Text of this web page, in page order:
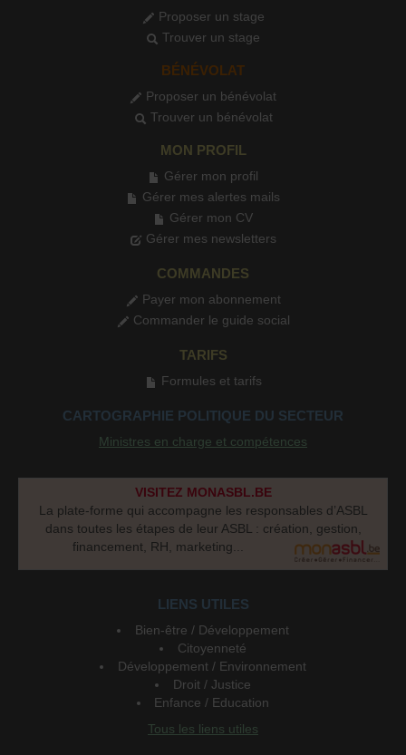
Proposer un stage
Trouver un stage
BÉNÉVOLAT
Proposer un bénévolat
Trouver un bénévolat
MON PROFIL
Gérer mon profil
Gérer mes alertes mails
Gérer mon CV
Gérer mes newsletters
COMMANDES
Payer mon abonnement
Commander le guide social
TARIFS
Formules et tarifs
CARTOGRAPHIE POLITIQUE DU SECTEUR
Ministres en charge et compétences
VISITEZ MONASBL.BE
La plate-forme qui accompagne les responsables d’ASBL
dans toutes les étapes de leur ASBL : création, gestion,
financement, RH, marketing...
LIENS UTILES
Bien-être / Développement
Citoyenneté
Développement / Environnement
Droit / Justice
Enfance / Education
Tous les liens utiles